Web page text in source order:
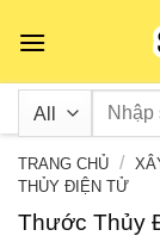
TRANG CHỦ /
THỦY ĐIỆN TỬ
Thước Thủy